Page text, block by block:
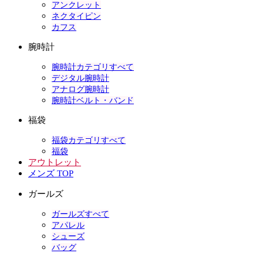
アンクレット
ネクタイピン
カフス
腕時計
腕時計カテゴリすべて
デジタル腕時計
アナログ腕時計
腕時計ベルト・バンド
福袋
福袋カテゴリすべて
福袋
アウトレット
メンズ TOP
ガールズ
ガールズすべて
アパレル
シューズ
バッグ